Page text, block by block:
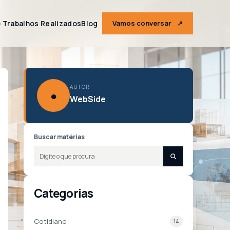
Trabalhos RealizadosBlog Vamos conversar ↗
●
AUTOR
WebSide
Buscar matérias
Categorias
Cotidiano 14